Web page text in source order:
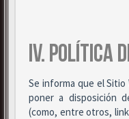
IV. POLÍTICA
Se informa que el
poner a disposición
(como, entre otros,